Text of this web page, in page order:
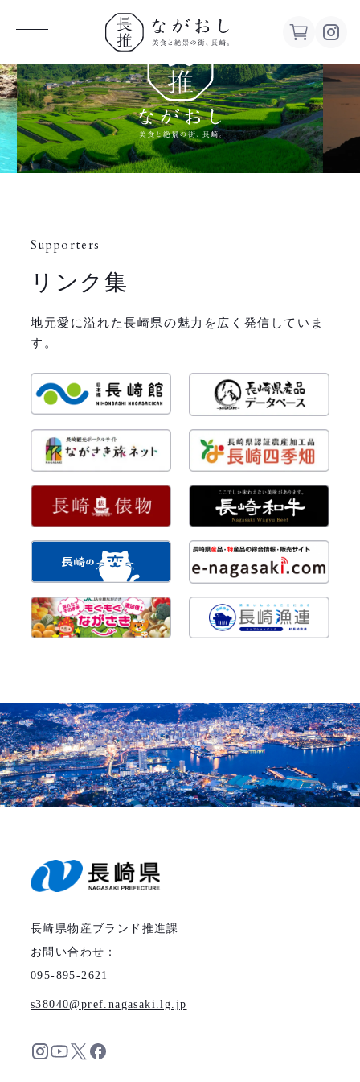
ながお
し 美食
と絶景の
Supporters
リンク集
地元愛に溢れた長崎県の魅力を広く発信していま
す。
長崎県物産ブランド推進課
お問い合わせ：
095-895-2621
s38040 pref.nagasaki.lg.jp